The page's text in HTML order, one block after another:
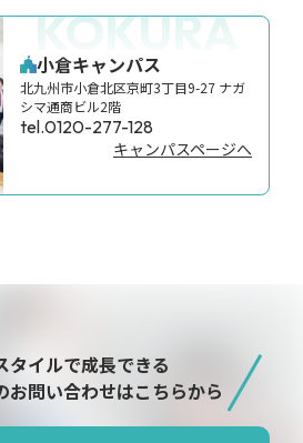
KOKURA
小倉キャンパス
北九州市小倉北区京町3丁目9-27 ナガ
シマ通商ビル2階
tel.0120-277-128
キャンパスページへ
タイルで成長できる
お問い合わせはこちらから